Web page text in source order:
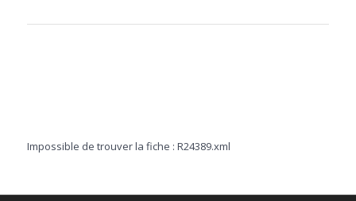
Impossible de trouver la fiche : R24389.xml